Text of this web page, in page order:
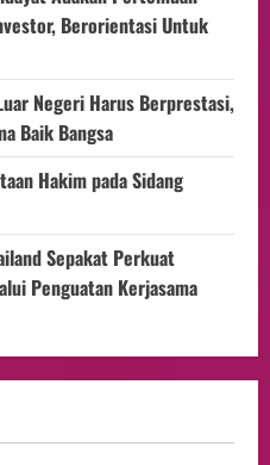
Berorientasi Untuk
Negeri Harus Berprestasi,
Baik Bangsa
Hakim pada Sidang
Sepakat Perkuat
Penguatan Kerjasama